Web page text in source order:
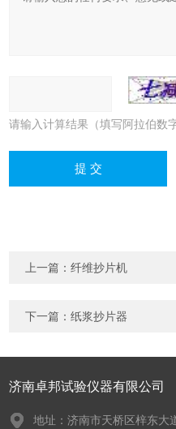
请输入计算结果（填写阿拉伯数
上一篇：纤维抄片机
下一篇：纸浆抄片器
济南卓邦试验仪器有限公司
地址：济南市天桥区梓东大